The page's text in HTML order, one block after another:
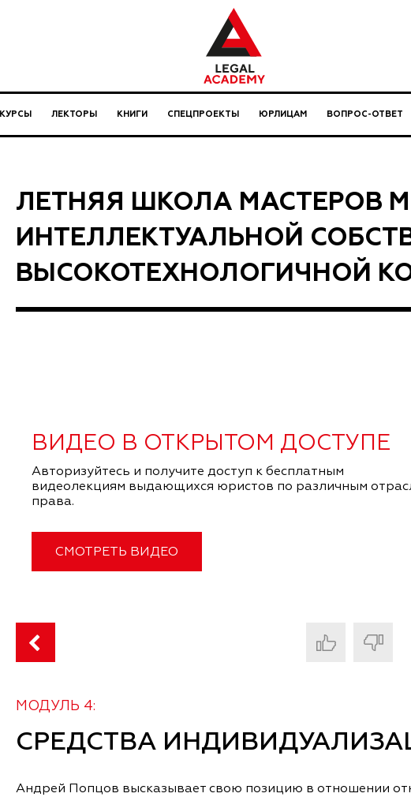
КУРСЫ ЛЕКТОРЫ КНИГИ СПЕЦПРОЕКТЫ ЮРЛИЦАМ ВОПРОС-ОТВЕТ
ЛЕТНЯЯ ШКОЛА МАСТЕРОВ
ИНТЕЛЛЕКТУАЛЬНОЙ
ВЫСОКОТЕХНОЛОГИЧНОЙ
ВИДЕО В ОТКРЫТОМ ДОСТУПЕ
Авторизуйтесь и получите доступ к бесплатным
видеолекциям выдающихся юристов по различным
права.
СМОТРЕТЬ ВИДЕО
МОДУЛЬ 4:
СРЕДСТВА
Андрей Попцов высказывает свою позицию в отношении